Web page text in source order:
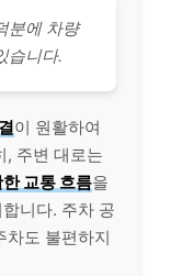
분에 차량
습니다.
이 원활하여
, 주변 대로는
교통 흐름을
니다. 주차 공
차도 불편하지